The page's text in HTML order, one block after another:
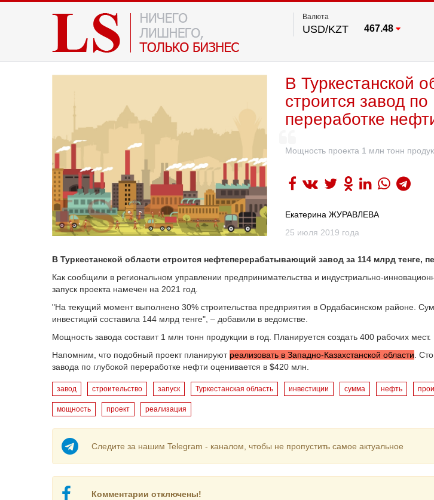
Валюта
USD/KZT 467.48
В Туркестанской
строится завод по
переработке
Мощность проекта 1 млн тонн
Екатерина ЖУРАВЛЕВА
25 июля 2019 года
В Туркестанской области строится нефтеперерабатывающий завод за 114 млрд тенге,
Как сообщили в региональном управлении предпринимательства и индустриально-
запуск проекта намечен на 2021 год.
"На текущий момент выполнено 30% строительства предприятия в Ордабасинском районе.
инвестиций составила 144 млрд тенге", – добавили в ведомстве.
Мощность завода составит 1 млн тонн продукции в год. Планируется создать 400 рабочих мест.
Напомним, что подобный проект планируют реализовать в Западно-Казахстанской области .
заводa по глубокой переработке нефти оценивается в $420 млн.
завод строительство запуск Туркестанская область инвестиции сумма нефть
мощность проект реализация
Следите за нашим Telegram - каналом, чтобы не пропустить самое актуальное
Комментарии отключены!